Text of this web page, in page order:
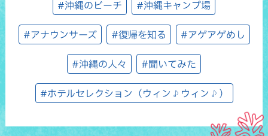
#沖縄のビーチ #沖縄キャンプ場
#アナウンサーズ #復帰を知る #アゲアゲめし
#沖縄の人々 #聞いてみた
#ホテルセレクション（ウィン♪ウィン♪）